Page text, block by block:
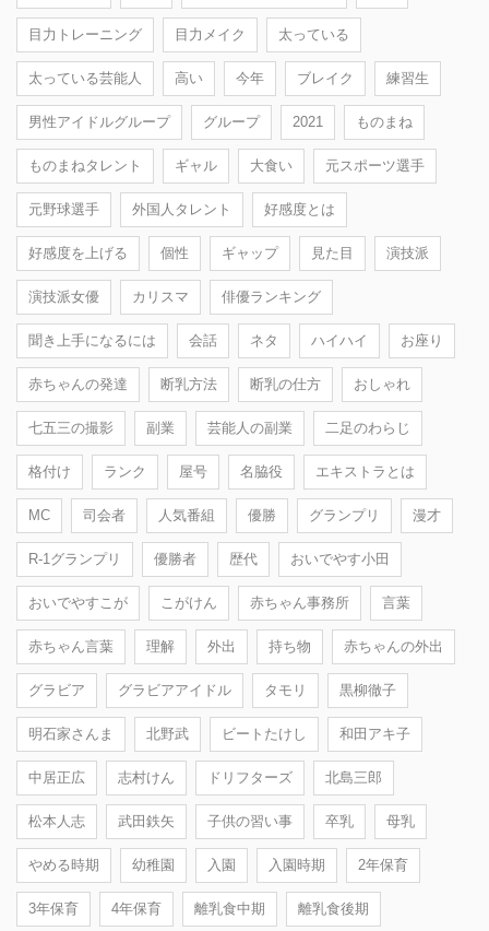
目力トレーニング 目力メイク 太っている
太っている芸能人 高い 今年 ブレイク 練習生
男性アイドルグループ グループ 2021 ものまね
ものまねタレント ギャル 大食い 元スポーツ選手
元野球選手 外国人タレント 好感度とは
好感度を上げる 個性 ギャップ 見た目 演技派
演技派女優 カリスマ 俳優ランキング
聞き上手になるには 会話 ネタ ハイハイ お座り
赤ちゃんの発達 断乳方法 断乳の仕方 おしゃれ
七五三の撮影 副業 芸能人の副業 二足のわらじ
格付け ランク 屋号 名脇役 エキストラとは
MC 司会者 人気番組 優勝 グランプリ 漫才
R-1グランプリ 優勝者 歴代 おいでやす小田
おいでやすこが こがけん 赤ちゃん事務所 言葉
赤ちゃん言葉 理解 外出 持ち物 赤ちゃんの外出
グラビア グラビアアイドル タモリ 黒柳徹子
明石家さんま 北野武 ビートたけし 和田アキ子
中居正広 志村けん ドリフターズ 北島三郎
松本人志 武田鉄矢 子供の習い事 卒乳 母乳
やめる時期 幼稚園 入園 入園時期 2年保育
3年保育 4年保育 離乳食中期 離乳食後期